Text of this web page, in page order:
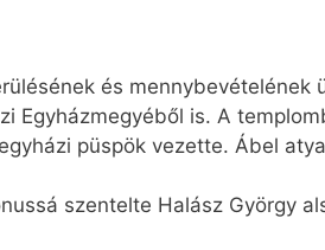
és mennybevételének
Egyházmegyéből is. A
püspök vezette. Ábel
szentelte Halász György